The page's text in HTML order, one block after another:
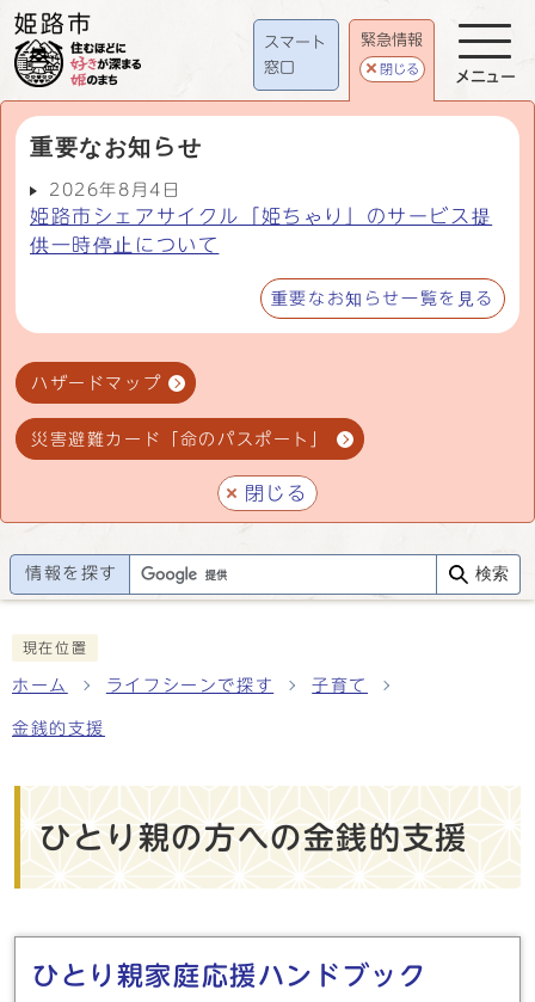
スマート
窓口
緊急情報
閉じる
重要なお知らせ
2026年8月4日
姫路市シェアサイクル「姫ちゃり」のサービス提
供一時停止について
重要なお知らせ一覧を見る
ハザードマップ
災害避難カード「命のパスポート」
閉じる
メニュー
情報を探す 検索
現在位置
ホーム ライフシーンで探す 子育て
金銭的支援
ひとり親の方への金銭的支援
メインメニュー
ひとり親家庭応援ハンドブック